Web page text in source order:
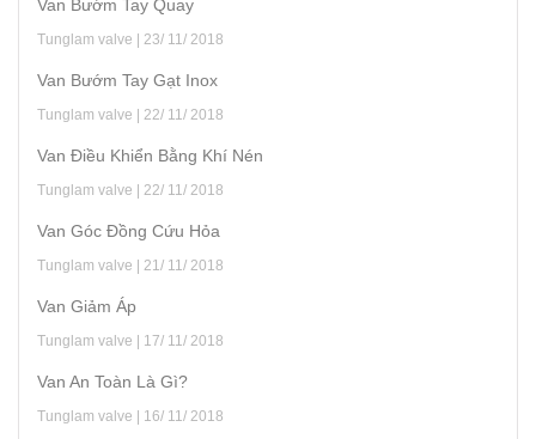
Van Bướm Tay Quay
Tunglam valve | 23/ 11/ 2018
Van Bướm Tay Gạt Inox
Tunglam valve | 22/ 11/ 2018
Van Điều Khiển Bằng Khí Nén
Tunglam valve | 22/ 11/ 2018
Van Góc Đồng Cứu Hỏa
Tunglam valve | 21/ 11/ 2018
Van Giảm Áp
Tunglam valve | 17/ 11/ 2018
Van An Toàn Là Gì?
Tunglam valve | 16/ 11/ 2018